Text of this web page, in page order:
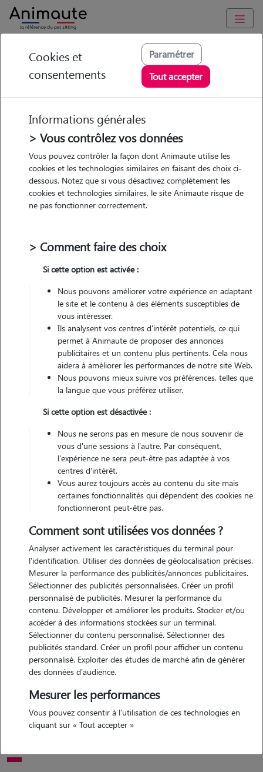
Animaute Ile-de-France / Montmorency
Alicia - Petsitter à
MONTMORENCY
• 21 ans
Non véhiculé
Contacter
L'envoi d'une demande est sans engagement
Motivation
bonjour, j'ai des animaux et j'aime les animaux et j'ai vécu avec des
animaux est je sais que des fois cela peut être compliqué quand on a
pas de personnes pour les promener ou les garder ou qu'on est en
mobilité réduite :)
Expérience
j'ai vécu avec des chats comme des chiens, des poissons aussi et un
avec ma famille et je sais pas quoi dire de plus les animaux m'aiment
Cookies et
consentements
Paramétrer
Tout accepter
Informations générales
> Vous contrôlez vos données
Vous pouvez contrôler la façon dont Animaute utilise les
cookies et les technologies similaires en faisant des choix ci-
dessous. Notez que si vous désactivez complètement les
cookies et technologies similaires, le site Animaute risque de
ne pas fonctionner correctement.
> Comment faire des choix
Si cette option est activée :
Nous pouvons améliorer votre expérience en adaptant
le site et le contenu à des éléments susceptibles de
vous intéresser.
Ils analysent vos centres d'intérêt potentiels, ce qui
permet à Animaute de proposer des annonces
publicitaires et un contenu plus pertinents. Cela nous
aidera à améliorer les performances de notre site Web.
Nous pouvons mieux suivre vos préférences, telles que
la langue que vous préférez utiliser.
Si cette option est désactivée :
Nous ne serons pas en mesure de nous souvenir de
vous d'une sessions à l'autre. Par conséquent,
l'expérience ne sera peut-être pas adaptée à vos
centres d'intérêt.
Vous aurez toujours accès au contenu du site mais
certaines fonctionnalités qui dépendent des cookies ne
fonctionneront peut-être pas.
Comment sont utilisées vos données ?
Analyser activement les caractéristiques du terminal pour
l'identification. Utiliser des données de géolocalisation précises.
Mesurer la performance des publicités/annonces publicitaires.
Sélectionner des publicités personnalisées. Créer un profil
personnalisé de publicités. Mesurer la performance du
contenu. Développer et améliorer les produits. Stocker et/ou
accéder à des informations stockées sur un terminal.
Sélectionner du contenu personnalisé. Sélectionner des
publicités standard. Créer un profil pour afficher un contenu
personnalisé. Exploiter des études de marché afin de générer
des données d'audience.
Mesurer les performances
Vous pouvez consentir à l'utilisation de ces technologies en
cliquant sur « Tout accepter »